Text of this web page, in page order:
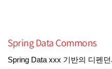
Spring Data Commons
Spring Data xxx 기반의 디펜